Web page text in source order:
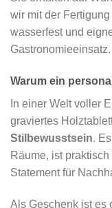
wir mit der
wasserfest und
Gastronomieeinsatz.
Warum ein
In einer Welt voller
graviertes
Stilbewusstsein.
Räume, ist
Statement für
Als Geschenk ist es